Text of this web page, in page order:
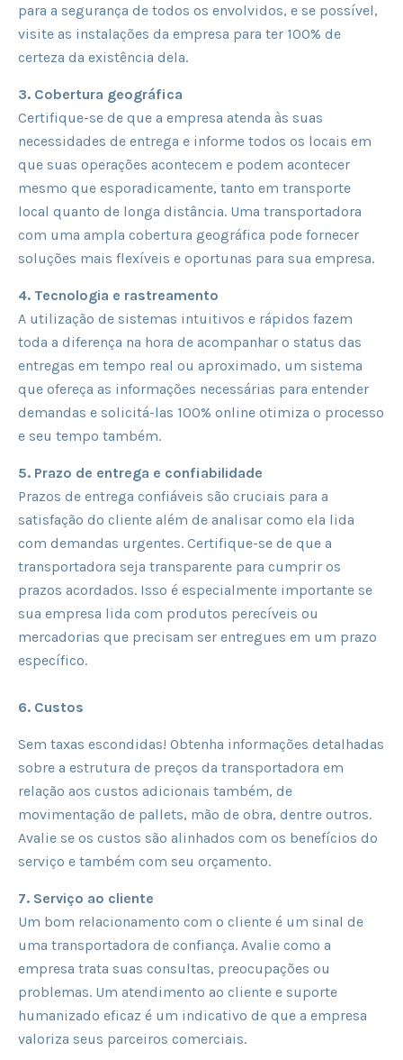
para a segurança de todos os envolvidos, e se possível,
visite as instalações da empresa para ter 100% de
certeza da existência dela.
3. Cobertura geográfica
Certifique-se de que a empresa atenda às suas
necessidades de entrega e informe todos os locais em
que suas operações acontecem e podem acontecer
mesmo que esporadicamente, tanto em transporte
local quanto de longa distância. Uma transportadora
com uma ampla cobertura geográfica pode fornecer
soluções mais flexíveis e oportunas para sua empresa.
4. Tecnologia e rastreamento
A utilização de sistemas intuitivos e rápidos fazem
toda a diferença na hora de acompanhar o status das
entregas em tempo real ou aproximado, um sistema
que ofereça as informações necessárias para entender
demandas e solicitá-las 100% online otimiza o processo
e seu tempo também.
5. Prazo de entrega e confiabilidade
Prazos de entrega confiáveis são cruciais para a
satisfação do cliente além de analisar como ela lida
com demandas urgentes. Certifique-se de que a
transportadora seja transparente para cumprir os
prazos acordados. Isso é especialmente importante se
sua empresa lida com produtos perecíveis ou
mercadorias que precisam ser entregues em um prazo
específico.
6. Custos
Sem taxas escondidas! Obtenha informações detalhadas
sobre a estrutura de preços da transportadora em
relação aos custos adicionais também, de
movimentação de pallets, mão de obra, dentre outros.
Avalie se os custos são alinhados com os benefícios do
serviço e também com seu orçamento.
7. Serviço ao cliente
Um bom relacionamento com o cliente é um sinal de
uma transportadora de confiança. Avalie como a
empresa trata suas consultas, preocupações ou
problemas. Um atendimento ao cliente e suporte
humanizado eficaz é um indicativo de que a empresa
valoriza seus parceiros comerciais.